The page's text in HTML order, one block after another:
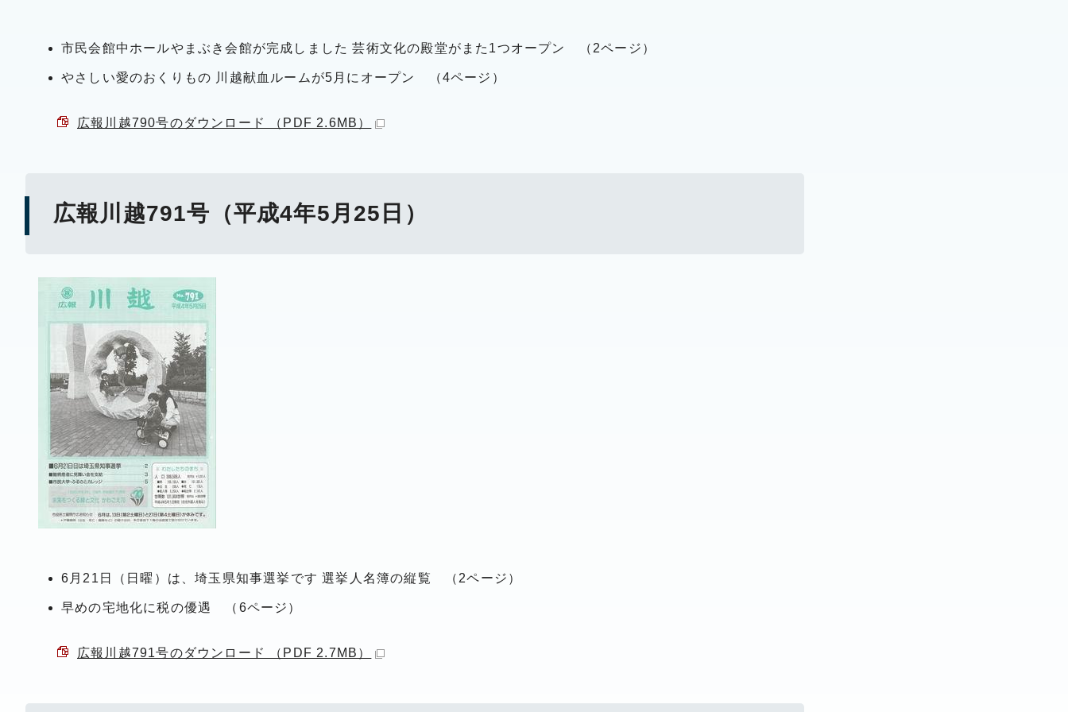
市民会館中ホールやまぶき会館が完成しました 芸術文化の殿堂がまた1つオープン （2ページ）
やさしい愛のおくりもの 川越献血ルームが5月にオープン （4ページ）
広報川越790号のダウンロード （PDF 2.6MB）
広報川越791号（平成4年5月25日）
6月21日（日曜）は、埼玉県知事選挙です 選挙人名簿の縦覧 （2ページ）
早めの宅地化に税の優遇 （6ページ）
広報川越791号のダウンロード （PDF 2.7MB）